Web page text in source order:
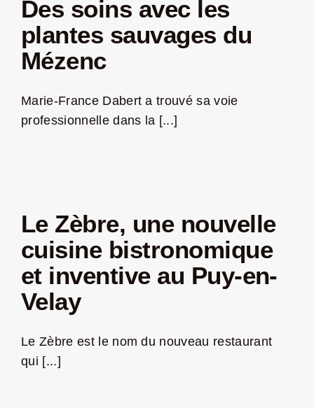
Des soins avec les
plantes sauvages du
Mézenc
Marie-France Dabert a trouvé sa voie
professionnelle dans la [...]
Le Zèbre, une nouvelle
cuisine bistronomique
et inventive au Puy-en-
Velay
Le Zèbre est le nom du nouveau restaurant
qui [...]